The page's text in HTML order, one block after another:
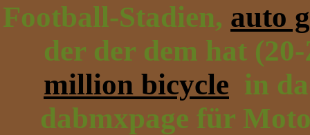
Football-Stadien, auto
der der dem hat
million bicycle in
dabmxpage für